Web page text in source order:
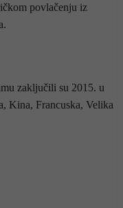
povlačenju iz
zaključili su 2015. u
Kina, Francuska, Velika